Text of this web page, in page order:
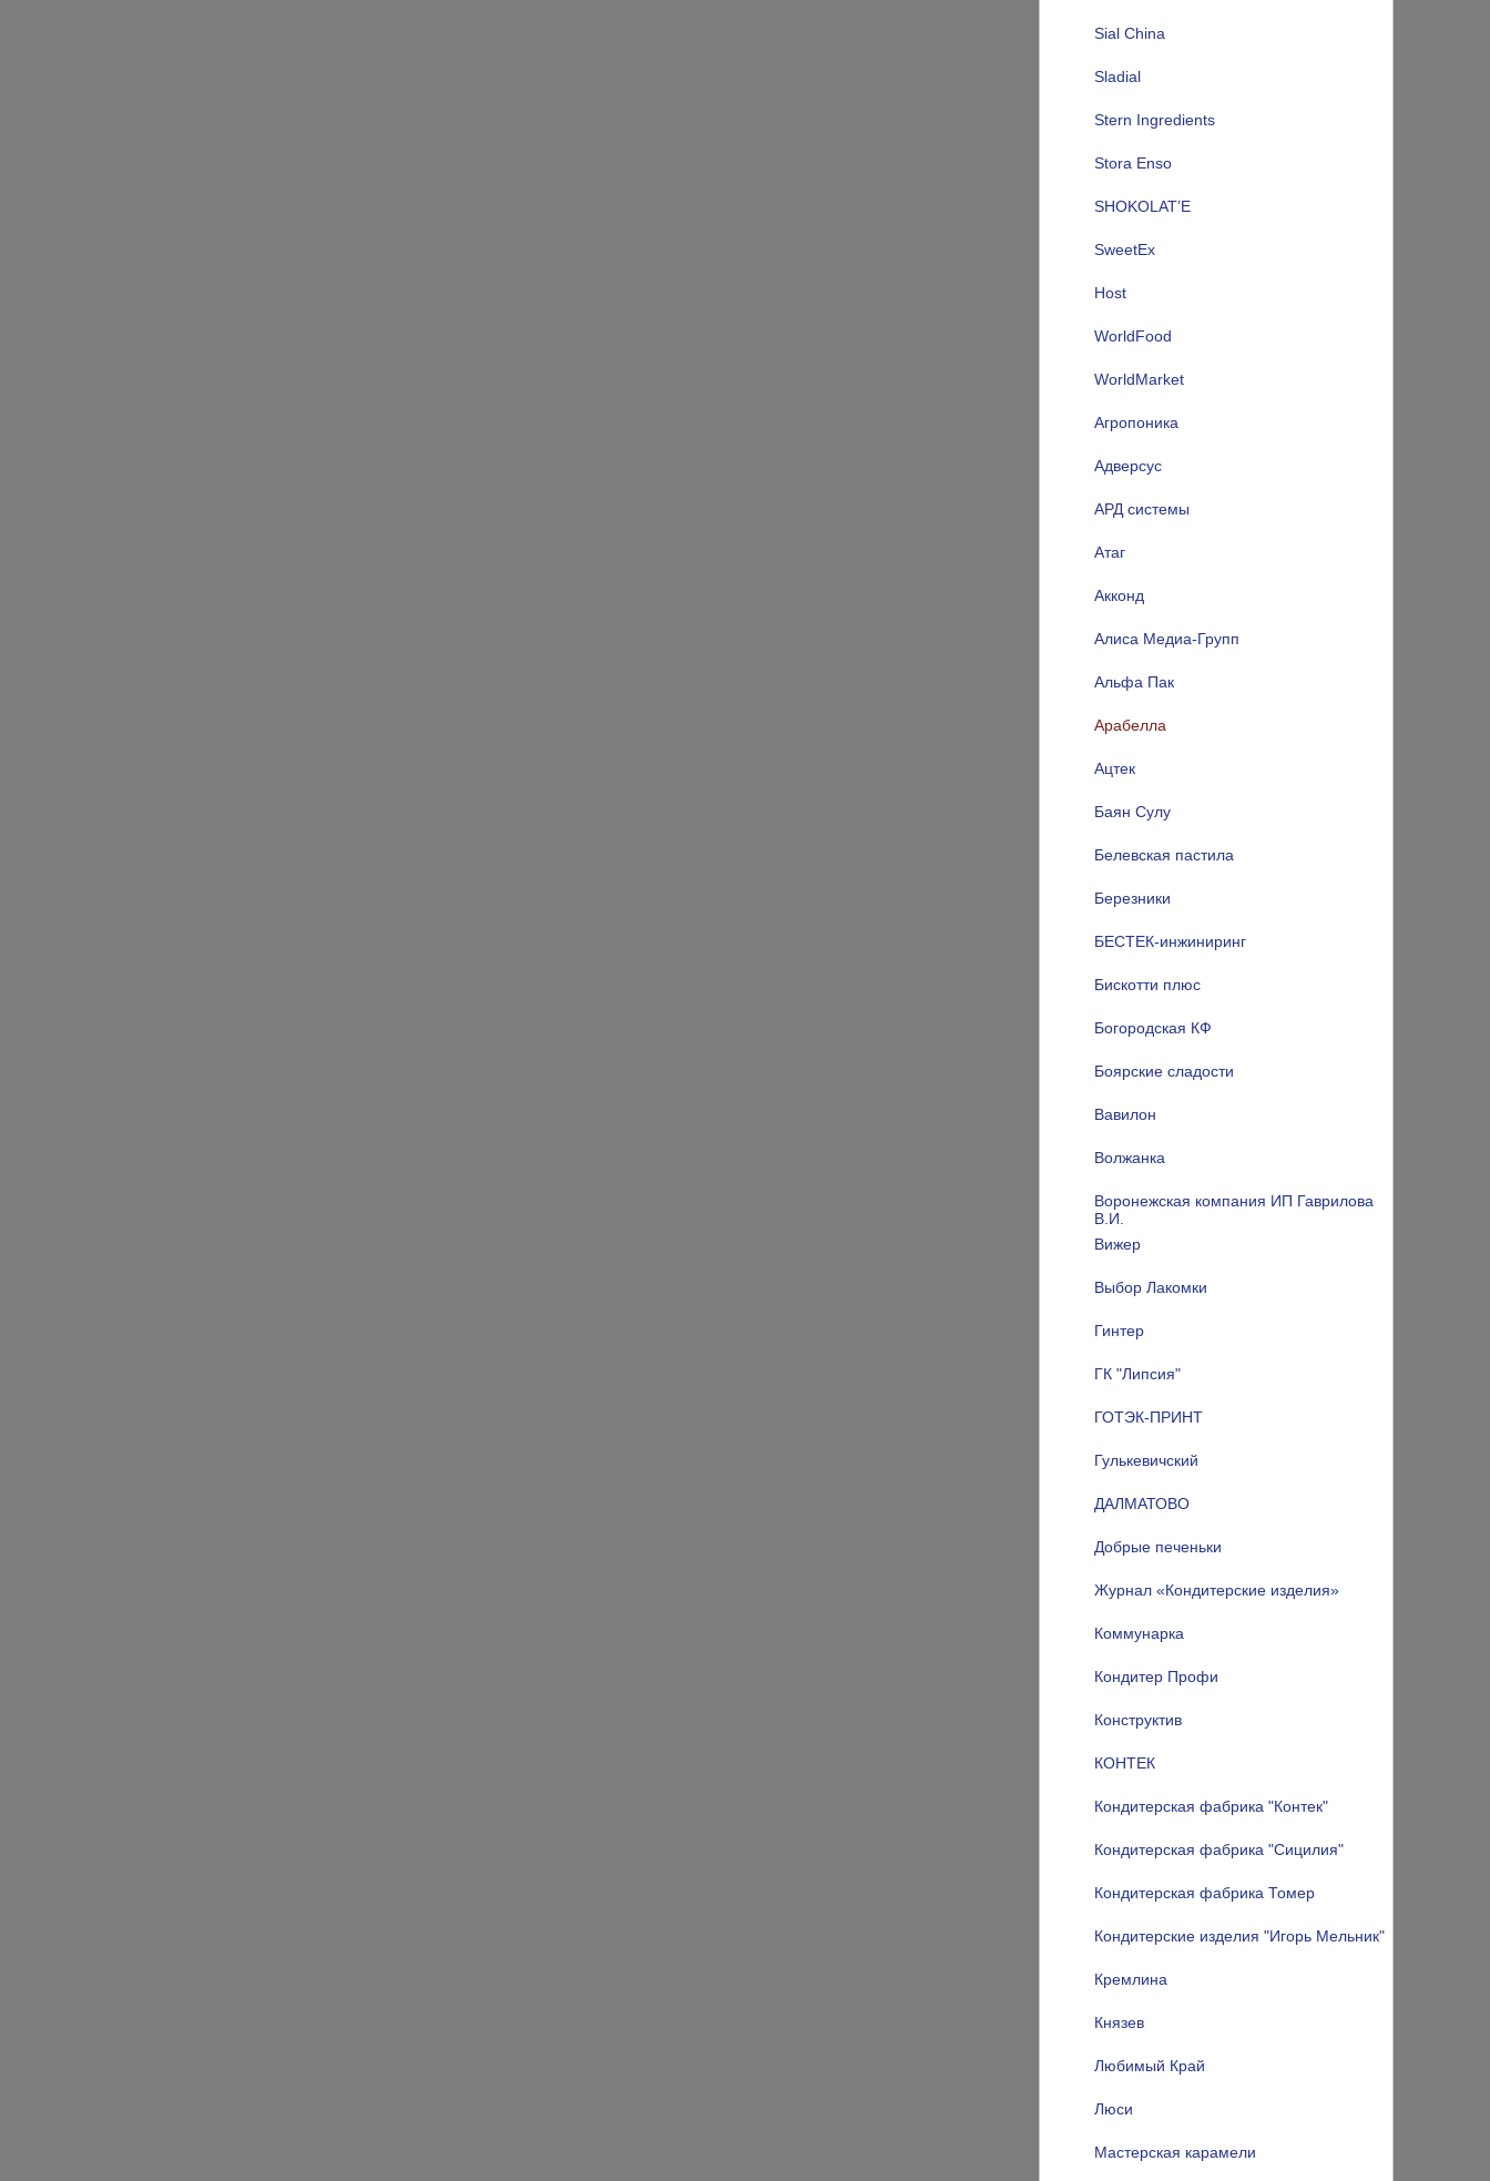
Sial China
Sladial
Stern Ingredients
Stora Enso
SHOKOLAT’E
SweetEx
Host
WorldFood
WorldMarket
Агропоника
Адверсус
АРД системы
Атаг
Акконд
Алиса Медиа-Групп
Альфа Пак
Арабелла
Ацтек
Баян Сулу
Белевская пастила
Березники
БЕСТЕК-инжиниринг
Бискотти плюс
Богородская КФ
Боярские сладости
Вавилон
Волжанка
Воронежская компания ИП Гаврилова
В.И.
Вижер
Выбор Лакомки
Гинтер
ГК "Липсия"
ГОТЭК-ПРИНТ
Гулькевичский
ДАЛМАТОВО
Добрые печеньки
Журнал «Кондитерские изделия»
Коммунарка
Кондитер Профи
Конструктив
КОНТЕК
Кондитерская фабрика "Контек"
Кондитерская фабрика "Сицилия"
Кондитерская фабрика Томер
Кондитерские изделия "Игорь Мельник"
Кремлина
Князев
Любимый Край
Люси
Мастерская карамели